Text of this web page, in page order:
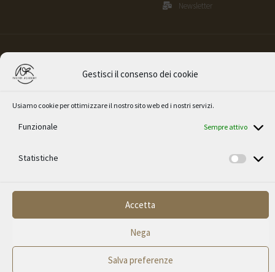
Gestisci il consenso dei cookie
Usiamo cookie per ottimizzare il nostro sito web ed i nostri servizi.
Funzionale Sempre attivo
Statistiche
Accetta
Nega
Salva preferenze
Newsletter
Privacy Policy|Cookie policy|Termini e condizioni
Made with bySimona Cassisa| Photography byFilippo De